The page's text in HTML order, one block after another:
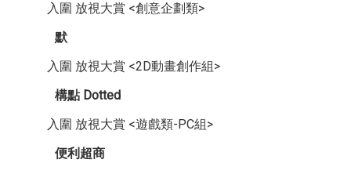
入圍 放視大賞 <創意企劃類>
默
入圍 放視大賞 <2D動畫創作組>
構點 Dotted
入圍 放視大賞 <遊戲類-PC組>
便利超商